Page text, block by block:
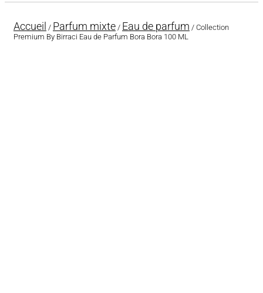
Accueil / Parfum mixte / Eau de parfum / Collection
Premium By Birraci Eau de Parfum Bora Bora 100 ML